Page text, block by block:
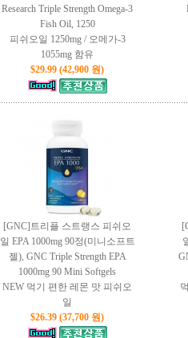
Research Triple Strength Omega-3
Fish Oil, 1250
피쉬오일 1250mg / 오메가-3
1055mg 함유
$29.99 (42,900 원)
[GNC]트리플 스트랭스 피쉬오
일 EPA 1000mg 90정(미니소프트
젤), GNC Triple Strength EPA
1000mg 90 Mini Softgels
NEW 먹기 편한 레몬 맛 피쉬오
일
$26.39 (37,700 원)